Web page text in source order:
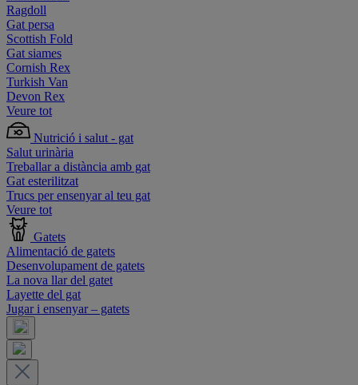
Ragdoll
Gat persa
Scottish Fold
Gat siames
Cornish Rex
Turkish Van
Devon Rex
Veure tot
Nutrició i salut - gat
Salut urinària
Treballar a distància amb gat
Gat esterilitzat
Trucs per ensenyar al teu gat
Veure tot
Gatets
Alimentació de gatets
Desenvolupament de gatets
La nova llar del gatet
Layette del gat
Jugar i ensenyar – gatets